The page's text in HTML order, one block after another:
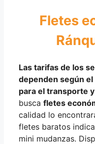
Fletes
Las tarifas de los
dependen según el
para el transporte
busca fletes
calidad lo
fletes baratos
mini mudanzas.